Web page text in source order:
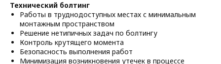
Технический болтинг
Работы в труднодоступных местах с минимальным
монтажным пространством
Решение нетипичных задач по болтингу
Контроль крутящего момента
Безопасность выполнения работ
Минимизация возникновения утечек в процессе